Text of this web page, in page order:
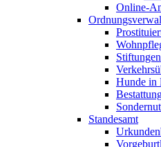
Online-
Stiftungen
Hunde in
Standesamt